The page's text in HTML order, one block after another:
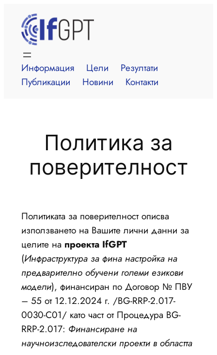
съдържанието
Информация Цели
Резултати
Публикации
Новини Контакти
Политика за
поверителност
Политиката за поверителност описва
използването на Вашите лични данни за
целите на проекта IfGPT
(Инфраструктура за фина настройка на
предварително обучени големи езикови
модели), финансиран по Договор № ПВУ
– 55 от 12.12.2024 г. /BG-RRP-2.017-
0030-C01/ като част от Процедура BG-
RRP-2.017: Финансиране на
научноизследователски проекти в областта